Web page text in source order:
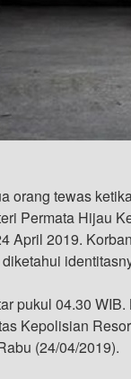
orang tewas
Permata Hijau
April 2019.
pukul 04.30
Kepolisian
(24/04/2019).